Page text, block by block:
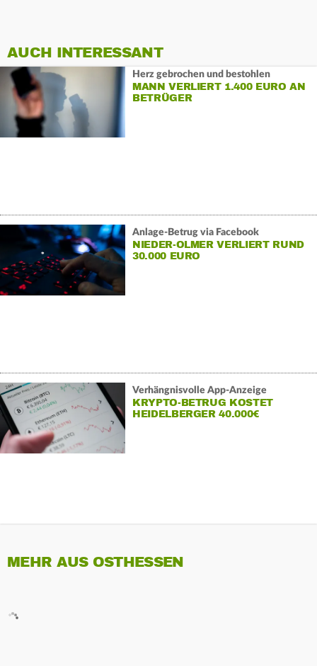
AUCH INTERESSANT
Herz gebrochen und bestohlen
MANN VERLIERT 1.400 EURO AN
BETRÜGER
Anlage-Betrug via Facebook
NIEDER-OLMER VERLIERT RUND
30.000 EURO
Verhängnisvolle App-Anzeige
KRYPTO-BETRUG KOSTET
HEIDELBERGER 40.000€
MEHR AUS OSTHESSEN